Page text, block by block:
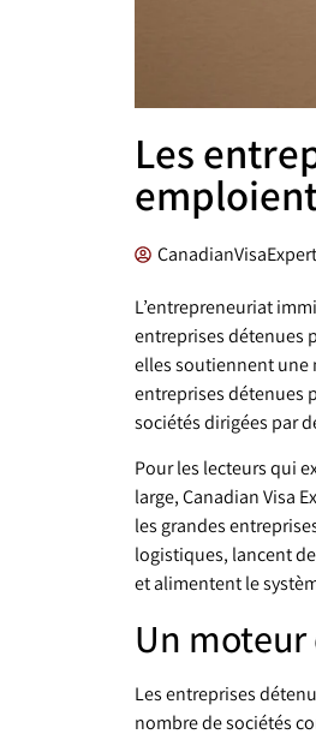
Les
L’entrepreneuriat
entreprises détenues
elles soutiennent une
entreprises détenues
sociétés dirigées par
Pour les lecteurs qui
large, Canadian Visa
les grandes
logistiques, lancent
et alimentent le
Un moteur
Les entreprises
nombre de sociétés